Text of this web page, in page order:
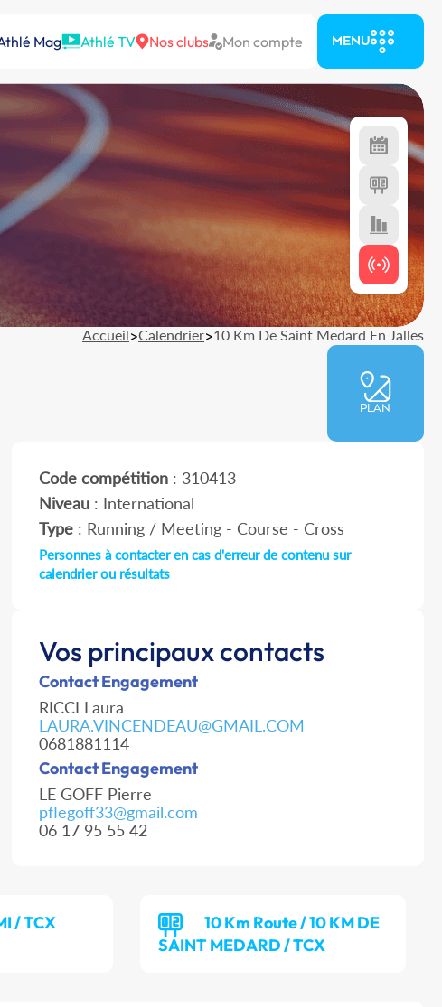
Mag Athlé TV Nos clubs Mon compte MENU
Accueil>Calendrier>10 Km De Saint Medard En Jalles
PLAN
Code compétition: 310413
Niveau: International
Type: Running / Meeting - Course - Cross
Personnes à contacter en cas d'erreur de contenu sur
calendrier ou résultats
Vos principaux contacts
Contact Engagement
RICCI Laura
LAURA.VINCENDEAU@GMAIL.COM
0681881114
Contact Engagement
LE GOFF Pierre
pflegoff33@gmail.com
06 17 95 55 42
/ TCX
10 Km Route / 10 KM DE
SAINT MEDARD / TCX